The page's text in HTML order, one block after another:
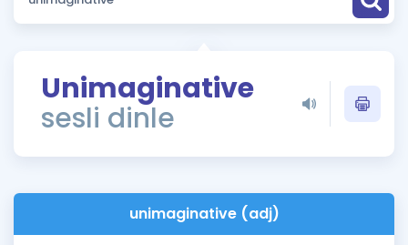
Puan Hesaplama
ÖSYM Sınav Takvimi
Kampanyalar
İngilizce Gramer
Unimaginative
sesli dinle
unimaginative (adj)